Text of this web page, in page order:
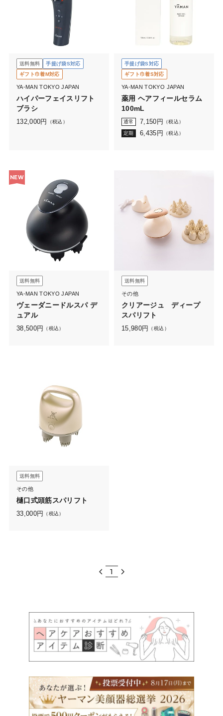
送料無料
手提げ袋S対応
ギフト巾着M対応
YA-MAN TOKYO JAPAN
ハイパーフェイスリフト
ブラシ
132,000円 （税込）
手提げ袋S対応
ギフト巾着S対応
YA-MAN TOKYO JAPAN
薬用 ヘアフィールセラム
100mL
通常 7,150 円 （税込）
定期 6,435 円 （税込）
NEW
送料無料
YA-MAN TOKYO JAPAN
ヴェーダニードルスパ デ
ュアル
38,500円 （税込）
送料無料
その他
クリアージュ ディープ
スパリフト
15,980円 （税込）
送料無料
その他
樋口式頭筋スパリフト
33,000円 （税込）
1